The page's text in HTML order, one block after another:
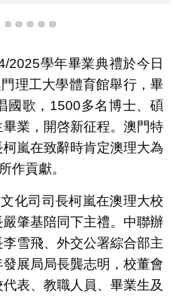
4 5 6 7 8
2025學年畢業典禮於今日
理工大學體育館舉行，畢
國歌，1500多名博士、碩
業，開啓新征程。澳門特
嵐在致辭時肯定澳理大為
作貢獻。
化司司長柯嵐在澳理大校
肇基陪同下主禮。中聯辦
雪飛、外交公署綜合部主
展局局長龔志明，校董會
表、教職人員、畢業生及